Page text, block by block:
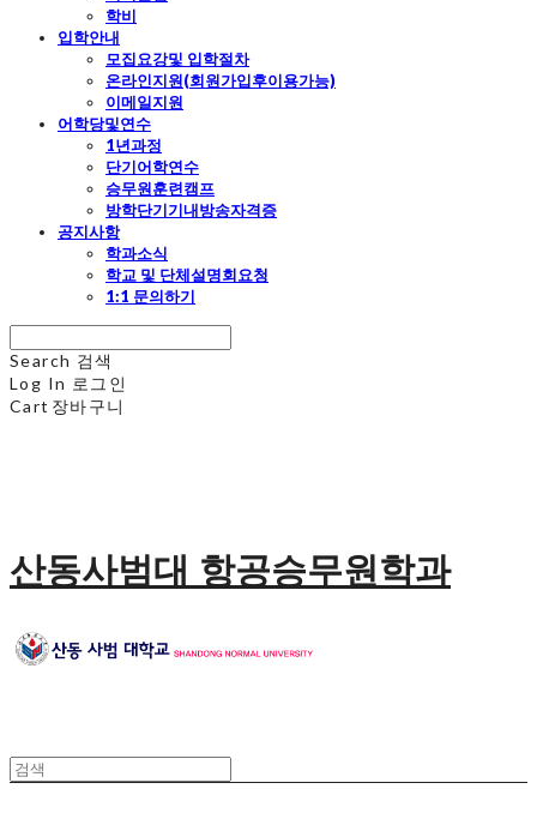
학비
입학안내
모집요강및 입학절차
온라인지원(회원가입후이용가능)
이메일지원
어학당및연수
1년과정
단기어학연수
승무원훈련캠프
방학단기기내방송자격증
공지사항
학과소식
학교 및 단체설명회요청
1:1 문의하기
Search 검색
Log In 로그인
Cart 장바구니
산동사범대 항공승무원학과